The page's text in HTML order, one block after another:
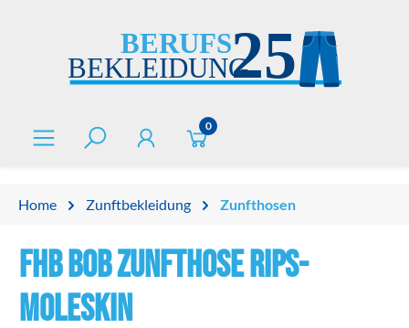
0
Home Zunftbekleidung Zunfthosen
FHB BOB Zunfthose Rips-
Moleskin